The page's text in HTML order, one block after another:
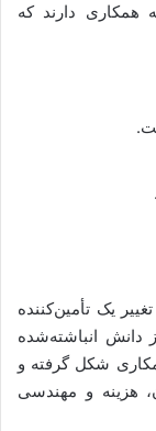
همکاری دارند که
یک تأمین‌کننده
انباشته‌شده
شکل گرفته و
هزینه و مهندسی